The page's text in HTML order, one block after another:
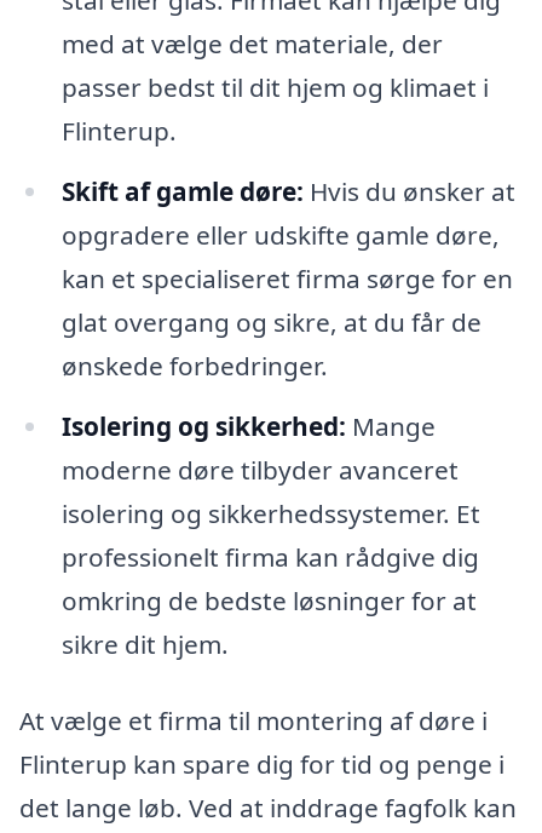
med at vælge det materiale, der
passer bedst til dit hjem og klimaet i
Flinterup.
Skift af gamle døre: Hvis du ønsker at
opgradere eller udskifte gamle døre,
kan et specialiseret firma sørge for en
glat overgang og sikre, at du får de
ønskede forbedringer.
Isolering og sikkerhed: Mange
moderne døre tilbyder avanceret
isolering og sikkerhedssystemer. Et
professionelt firma kan rådgive dig
omkring de bedste løsninger for at
sikre dit hjem.
At vælge et firma til montering af døre i
Flinterup kan spare dig for tid og penge i
det lange løb. Ved at inddrage fagfolk kan